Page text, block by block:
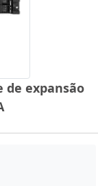
de expansão